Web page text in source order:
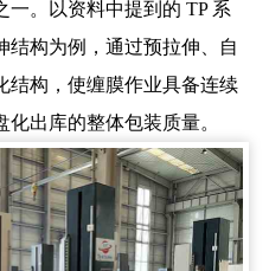
一。以资料中提到的 TP 系
结构为例，通过预拉伸、自
结构，使缠膜作业具备连续
出库的整体包装质量。